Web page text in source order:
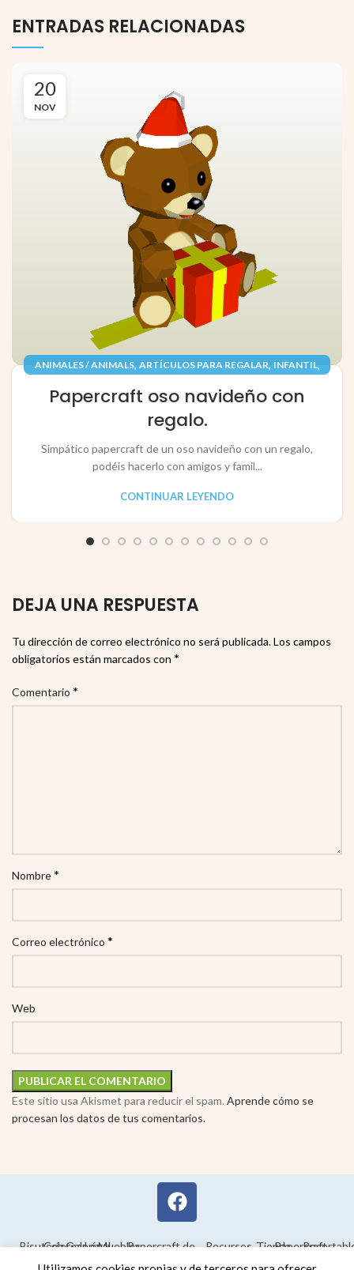
ENTRADAS RELACIONADAS
20
NOV
ANIMALES / ANIMALS, ARTÍCULOS PARA REGALAR, INFANTIL,
RECORTABLES PAPERCRAFT
Papercraft oso navideño con
regalo.
Simpático papercraft de un oso navideño con un regalo,
podéis hacerlo con amigos y famil...
CONTINUAR LEYENDO
DEJA UNA RESPUESTA
Tu dirección de correo electrónico no será publicada.Los campos
obligatorios están marcados con *
Comentario *
Nombre*
Correo electrónico *
Web
Este sitio usa Akismet para reducir el spam. Aprende cómo se
procesan los datos de tus comentarios.
BisuteríaColorear
Galería
LegalMueblesPapercraft de
Maquetas en
Recursos
educativos
TiendaPapercraft